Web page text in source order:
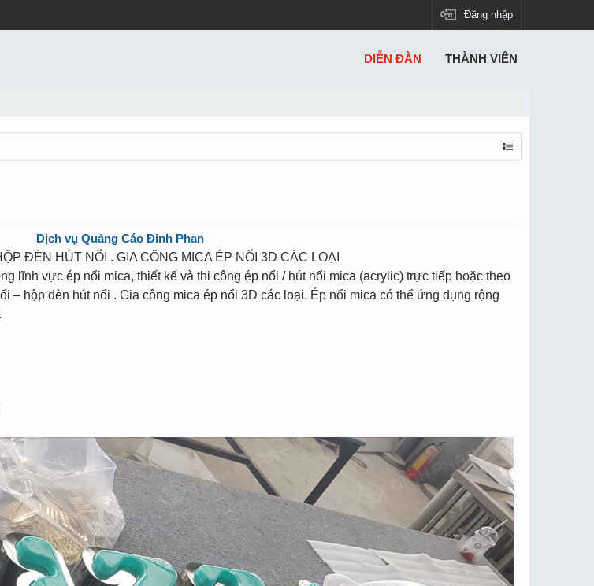
Đăng nhập
Dịch vụ Quảng Cáo Đinh Phan
ĐÈN HÚT NỔI . GIA CÔNG MICA ÉP NỔI 3D CÁC LOẠI
lĩnh vực ép nổi mica, thiết kế và thi công ép nổi / hút nổi mica (acrylic) trực tiếp hoặc theo
– hộp đèn hút nổi . Gia công mica ép nổi 3D các loại. Ép nổi mica có thể ứng dụng rộng
DIỄN ĐÀN THÀNH VIÊN